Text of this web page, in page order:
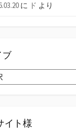
に ド より
ブ
イト様